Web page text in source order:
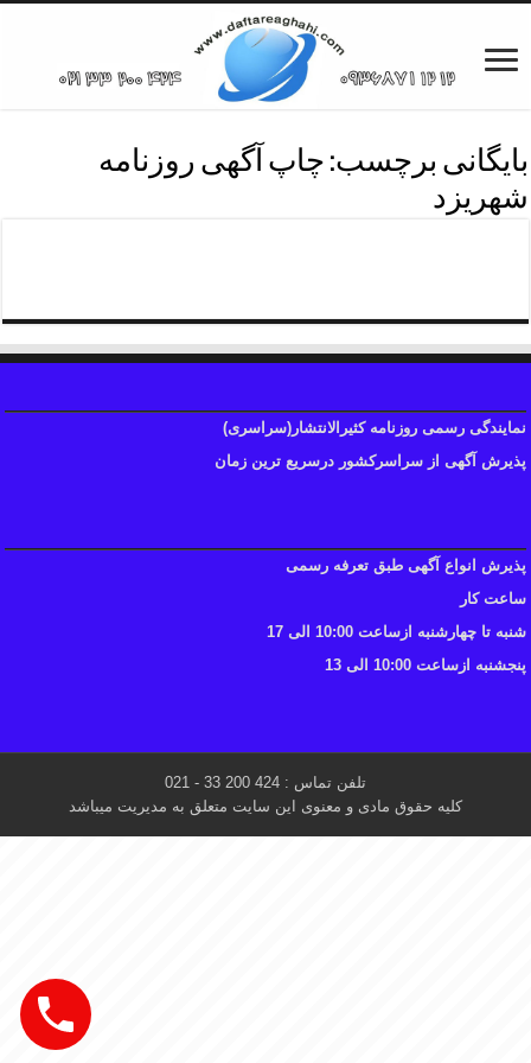
بایگانی برچسب: چاپ آگهی روزنامه
شهریزد
نمایندگی رسمی روزنامه کثیرالانتشار(سراسری)
پذیرش آگهی از سراسرکشور درسریع ترین زمان
پذیرش انواع آگهی طبق تعرفه رسمی
ساعت کار
شنبه تا چهارشنبه ازساعت 10:00 الی 17
پنجشنبه ازساعت 10:00 الی 13
تلفن تماس : 424 200 33 - 021
کلیه حقوق مادی و معنوی این سایت متعلق به مدیریت میباشد